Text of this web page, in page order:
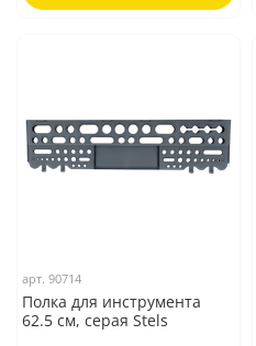
арт.90714
Полка для инструмента
62.5 см, серая Stels